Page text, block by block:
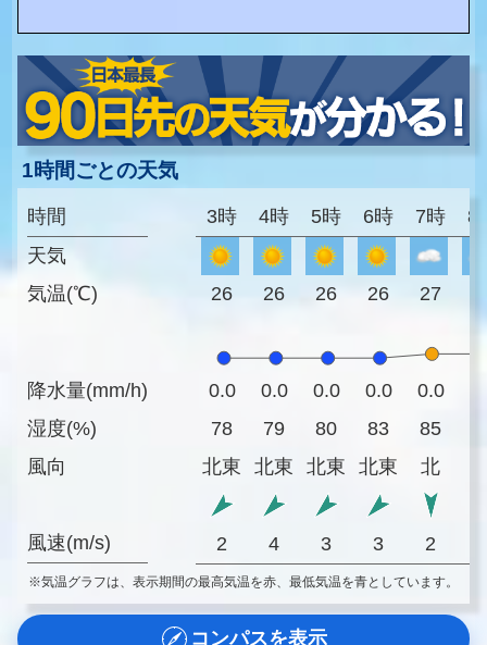
1時間ごとの天気
時間
天気
気温(℃)
降水量(mm/h)
湿度(%)
風向
風速(m/s)
3時 4時 5時 6時 7時 8
26 26 26 26 27
0.0 0.0 0.0 0.0 0.0
78
79 80 83 85
北東
北東 北東 北東 北
2 4 3 3 2
※気温グラフは、表示期間の最高気温を赤、最低気温を青としています。
コンパスを表示